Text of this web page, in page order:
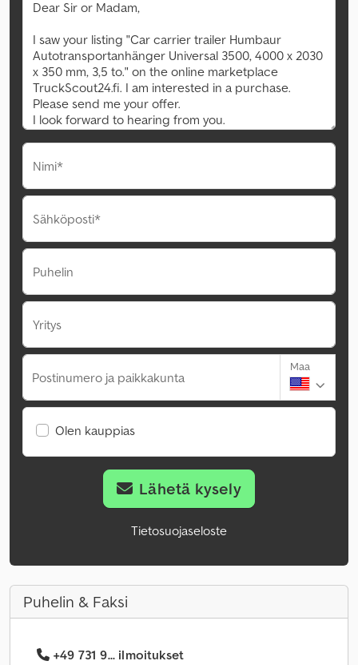
Nimi*
Sähköposti*
Puhelin
Yritys
Postinumero ja paikkakunta
Maa
Olen kauppias
Lähetä kysely
Tietosuojaseloste
Puhelin & Faksi
+49 731 9... ilmoitukset